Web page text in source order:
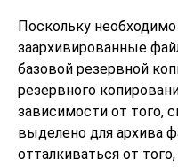
Поскольку
заархивированные
базовой резервной
резервного
зависимости от того,
выделено для архива
отталкиваться от